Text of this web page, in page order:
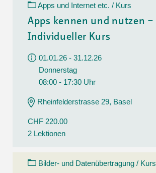
Apps und Internet etc. / Kurs
Apps kennen und nutzen –
Individueller Kurs
01.01.26 - 31.12.26
Donnerstag
08:00 - 17:30 Uhr
Rheinfelderstrasse 29, Basel
CHF 220.00
2 Lektionen
Bilder- und Datenübertragung / Kurs